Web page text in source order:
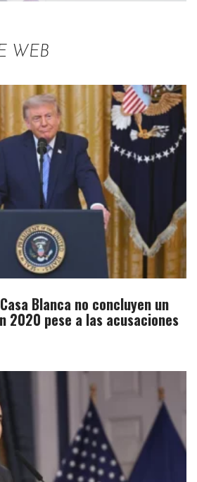
WEB
Blanca no concluyen un
2020 pese a las acusaciones